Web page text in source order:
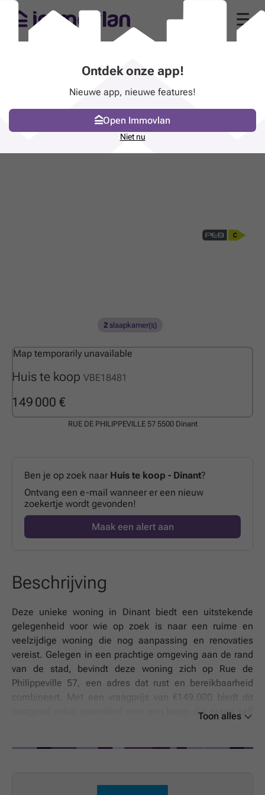
Huis te koop VBE18481
149 000 €
2 slaapkamer(s)
Map temporarily unavailable
RUE DE PHILIPPEVILLE 57 5500 Dinant
Ben je op zoek naar Huis te koop - Dinant?
Ontvang een e-mail wanneer er een nieuw
zoekertje wordt gevonden!
Maak een alert aan
Beschrijving
Deze unieke woning in Dinant biedt een uitstekende
gelegenheid voor wie op zoek is naar een ruime en
veelzijdige woning die nog aanpassing en renovaties
vereist. Gelegen in een prachtige omgeving aan de rand
van de stad, bevindt deze woning zich op Rue de
Philippeville 57, een adres dat rust en bereikbaarheid
combineert. Met een vraagprijs van €149.000 biedt dit
vastgoed volop potentieel voor een koper die graag zelf
Toon alles
Ontdek onze app!
Nieuwe app, nieuwe features!
Open Immovlan
Niet nu